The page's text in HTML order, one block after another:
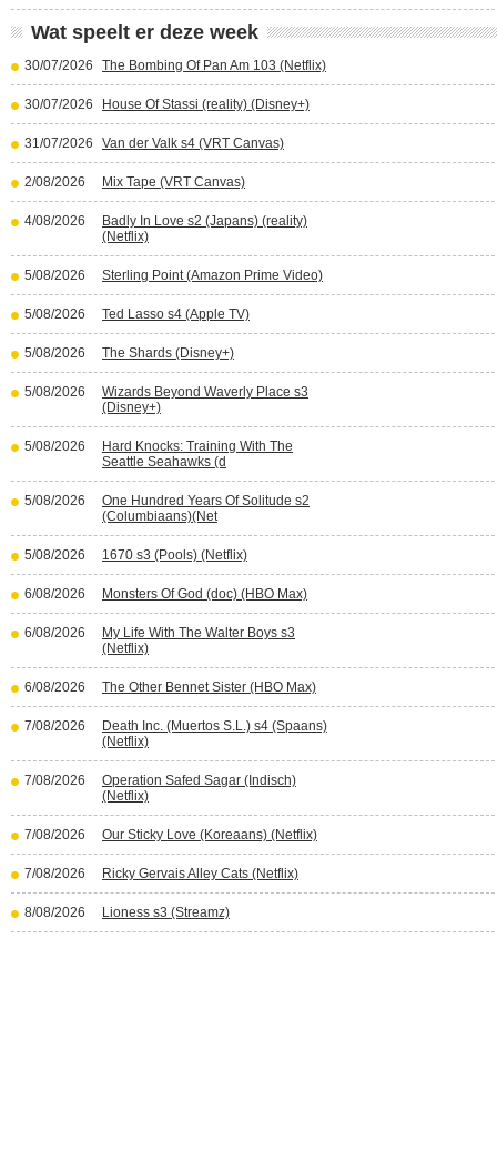
Wat speelt er deze week
30/07/2026 The Bombing Of Pan Am 103 (Netflix)
30/07/2026 House Of Stassi (reality) (Disney+)
31/07/2026 Van der Valk s4 (VRT Canvas)
2/08/2026 Mix Tape (VRT Canvas)
4/08/2026
Badly In Love s2 (Japans) (reality)
(Netflix)
5/08/2026 Sterling Point (Amazon Prime Video)
5/08/2026 Ted Lasso s4 (Apple TV)
5/08/2026 The Shards (Disney+)
5/08/2026
Wizards Beyond Waverly Place s3
(Disney+)
5/08/2026
Hard Knocks: Training With The
Seattle Seahawks (d
5/08/2026
One Hundred Years Of Solitude s2
(Columbiaans)(Net
5/08/2026 1670 s3 (Pools) (Netflix)
6/08/2026 Monsters Of God (doc) (HBO Max)
6/08/2026
My Life With The Walter Boys s3
(Netflix)
6/08/2026 The Other Bennet Sister (HBO Max)
7/08/2026
Death Inc. (Muertos S.L.) s4 (Spaans)
(Netflix)
7/08/2026
Operation Safed Sagar (Indisch)
(Netflix)
7/08/2026 Our Sticky Love (Koreaans) (Netflix)
7/08/2026 Ricky Gervais Alley Cats (Netflix)
8/08/2026 Lioness s3 (Streamz)